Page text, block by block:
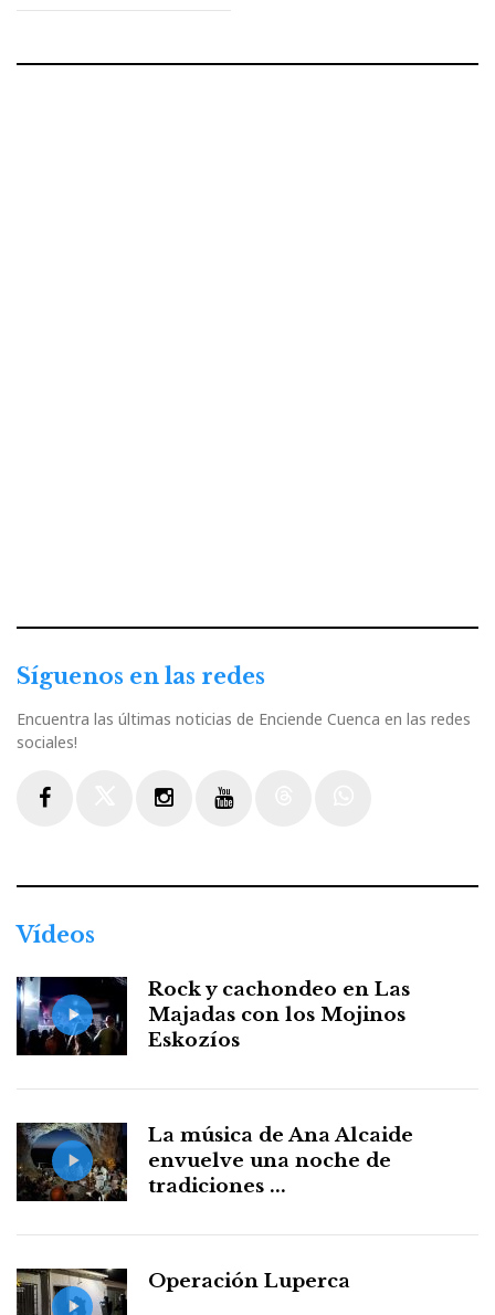
Síguenos en las redes
Encuentra las últimas noticias de Enciende Cuenca en las redes
sociales!
Vídeos
Rock y cachondeo en Las
Majadas con los Mojinos
Eskozíos
La música de Ana Alcaide
envuelve una noche de
tradiciones ...
Operación Luperca